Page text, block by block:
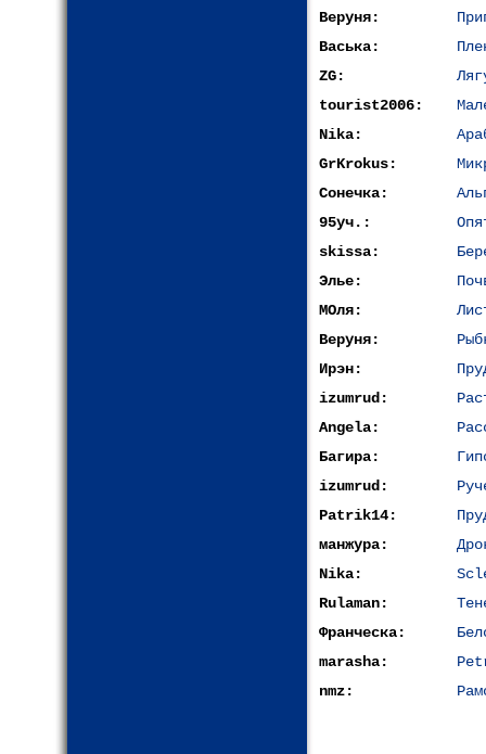
Веруня:
Васька:
ZG:
tourist2006:
Nika:
GrKrokus:
Сонечка:
95уч.:
skissa:
Элье:
МОля:
Веруня:
Ирэн:
izumrud:
Angela:
Багира:
izumrud:
Patrik14:
манжура:
Nika:
Rulaman:
Франческа:
marasha:
nmz: